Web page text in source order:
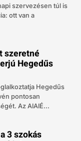
szervezésen túl is
ott van a
szeretné
Hegedűs
Hegedűs
pontosan
Az AIAIÉ...
3 szokás